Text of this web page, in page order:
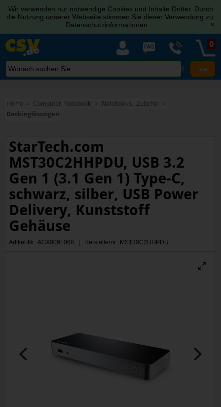
Wir verwenden nur notwendige Cookies und Inhalte Dritter. Durch
die Nutzung unserer Webseite stimmen Sie dieser Verwendung zu.
Datenschutzinformationen
[x]
X
0
Home Computer, Notebook
Notebooks, Zubehör
Dockinglösungen
StarTech.com
MST30C2HHPDU, USB 3.2
Gen 1 (3.1 Gen 1) Type-C,
schwarz, silber, USB Power
Delivery, Kunststoff
Gehäuse
Artikel-Nr.: AGX0091068 | Herstellernr.: MST30C2HHPDU